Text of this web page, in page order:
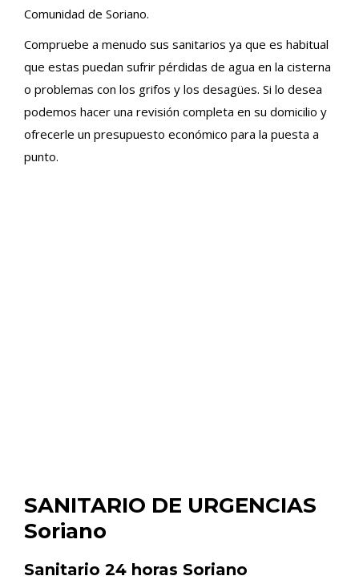
Comunidad de Soriano.
Compruebe a menudo sus sanitarios ya que es habitual
que estas puedan sufrir pérdidas de agua en la cisterna
o problemas con los grifos y los desagües. Si lo desea
podemos hacer una revisión completa en su domicilio y
ofrecerle un presupuesto económico para la puesta a
punto.
SANITARIO DE URGENCIAS
Soriano
Sanitario 24 horas Soriano